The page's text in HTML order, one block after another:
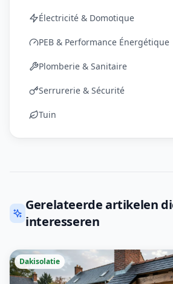
Électricité & Domotique
PEB & Performance Énergétique
Plomberie & Sanitaire
Serrurerie & Sécurité
Tuin
Gerelateerde artikelen
interesseren
Dakisolatie